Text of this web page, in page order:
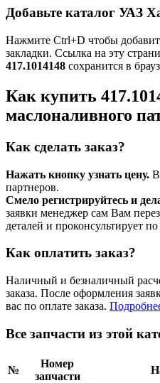
Добавьте каталог УАЗ
Нажмите Ctrl+D чтобы
закладки. Ссылка на эту
417.1014148 сохранится в
Как купить
маслоналивного
Как сделать заказ?
Нажать кнопку узнать цену.
партнеров.
Смело регистрируйтесь и
заявки менеджер сам Вам
деталей и проконсультирует по
Как оплатить заказ?
Наличный и безналичный
заказа. После оформления
вас по оплате заказа.
Все запчасти из этой
№
Номер
запчасти